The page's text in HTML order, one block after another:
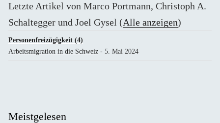
Letzte Artikel von Marco Portmann, Christoph A.
Schaltegger und Joel Gysel (Alle anzeigen)
Personenfreizügigkeit (4)
Arbeitsmigration in die Schweiz - 5. Mai 2024
Meistgelesen